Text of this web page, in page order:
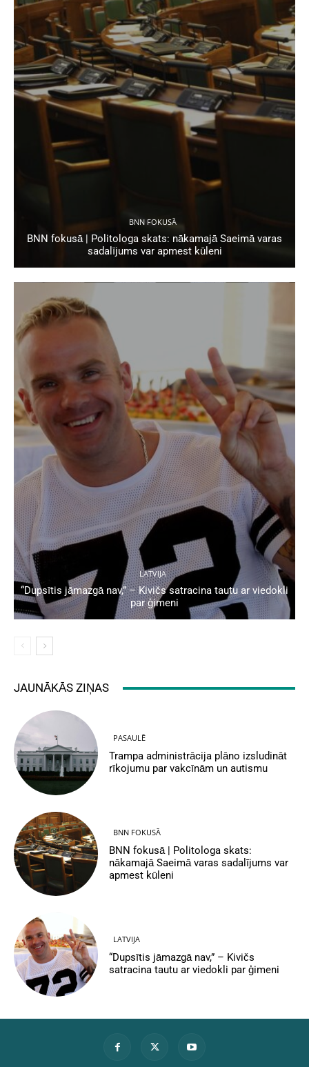
BNN FOKUSĀ
BNN fokusā | Politologa skats: nākamajā Saeimā varas
sadalījums var apmest kūleni
LATVIJA
“Dupsītis jāmazgā nav,” – Kivičs satracina tautu ar viedokli
par ģimeni
JAUNĀKĀS ZIŅAS
PASAULĒ
Trampa administrācija plāno izsludināt
rīkojumu par vakcīnām un autismu
BNN FOKUSĀ
BNN fokusā | Politologa skats:
nākamajā Saeimā varas sadalījums var
apmest kūleni
LATVIJA
“Dupsītis jāmazgā nav,” – Kivičs
satracina tautu ar viedokli par ģimeni